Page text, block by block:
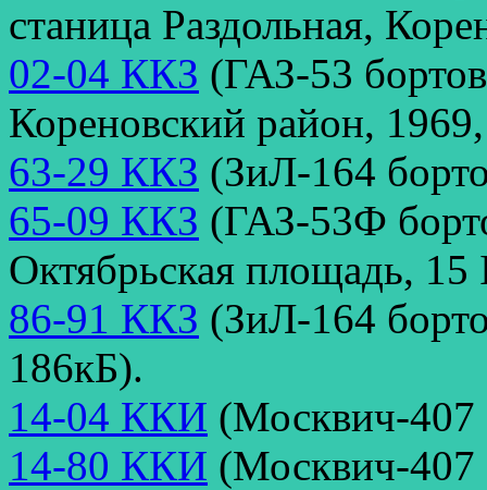
станица Раздольная,
02-04 ККЗ (ГАЗ-53
Кореновский район,
63-29 ККЗ (ЗиЛ-164
65-09 ККЗ (ГАЗ-53Ф
Октябрьская площадь,
86-91 ККЗ (ЗиЛ-164
186кБ).
14-04 ККИ (Москвич-407
14-80 ККИ (Москвич-407